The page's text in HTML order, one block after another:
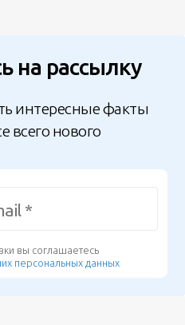
на рассылку
интересные факты
всего нового
вы соглашаетесь
персональных данных